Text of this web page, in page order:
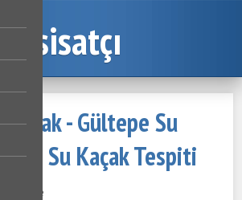
Tesisatçı
- Gültepe Su
ve Su Kaçak Tespiti